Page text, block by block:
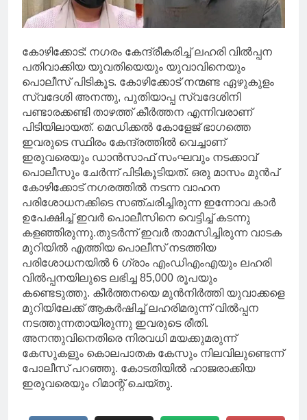
കോഴിക്കോട്: നഗരം കേന്ദ്രീകരിച്ച് ലഹരി വില്‍പ്പന
പതിവാക്കിയ യുവതിയെയും യുവാവിനെയും
പൊലീസ് പിടികൂട. കോഴിക്കോട് നന്മണ്ട ഏഴുകുളം
സ്വദേശി അനന്തു, പുതിയാപ്പ സ്വദേശിനി
പണ്ടാരക്കണ്ടി താഴത്ത് കീര്‍ത്തന എന്നിവരാണ്
പിടിയിലായത്. മെഡിക്കല്‍ കോളേജ് ഭാഗത്തെ
ഇവരുടെ സ്ഥിരം കേന്ദ്രത്തില്‍ വെച്ചാണ്
ഇരുവരെയും ഡാന്‍സാഫ് സംഘവും നടക്കാവ്
പൊലീസും ചേര്‍ന്ന് പിടികൂടിയത്. ഒരു മാസം മുന്‍പ്
കോഴിക്കോട് നഗരത്തില്‍ നടന്ന വാഹന
പരിശോധനക്കിടെ സഞ്ചരിച്ചിരുന്ന ഇന്നോവ കാര്‍
ഉപേക്ഷിച്ച് ഇവര്‍ പൊലീസിനെ വെട്ടിച്ച് കടന്നു
കളഞ്ഞിരുന്നു.തുടര്‍ന്ന് ഇവര്‍ താമസിച്ചിരുന്ന വാടക
മുറിയില്‍ എത്തിയ പൊലീസ് നടത്തിയ
പരിശോധനയില്‍ 6 ഗ്രാം എംഡിഎംഎയും ലഹരി
വില്‍പ്പനയിലുടെ ലഭിച്ച 85,000 രൂപയും
കണ്ടെടുത്തു. കീര്‍ത്തനയെ മുന്‍നിര്‍ത്തി യുവാക്കളെ
മുറിയിലേക്ക് ആകര്‍ഷിച്ച് ലഹരിമരുന്ന് വില്‍പ്പന
നടത്തുന്നതായിരുന്നു ഇവരുടെ രീതി.
അനന്തുവിനെതിരെ നിരവധി മയക്കുമരുന്ന്
കേസുകളും കൊലപാതക കേസും നിലവിലുണ്ടെന്ന്
പോലീസ് പറഞ്ഞു. കോടതിയില്‍ ഹാജരാക്കിയ
ഇരുവരെയും റിമാന്റ് ചെയ്തു.